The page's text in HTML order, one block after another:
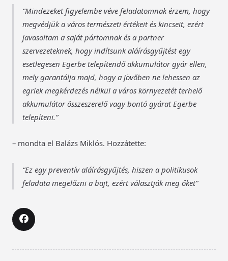
Mindezeket figyelembe véve feladatomnak érzem, hogy
megvédjük a város természeti értékeit és kincseit, ezért
javasoltam a saját pártomnak és a partner
szervezeteknek, hogy indítsunk aláírásgyűjtést egy
esetlegesen Egerbe telepítendő akkumulátor gyár ellen,
mely garantálja majd, hogy a jövőben ne lehessen az
egriek megkérdezés nélkül a város környezetét terhelő
akkumulátor összeszerelő vagy bontó gyárat Egerbe
telepíteni.
– mondta el Balázs Miklós. Hozzátette:
Ez egy preventív aláírásgyűjtés, hiszen a politikusok
feladata megelőzni a bajt, ezért választják meg őket